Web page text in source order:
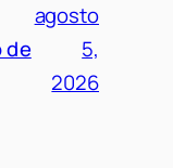
de
agosto
5,
2026